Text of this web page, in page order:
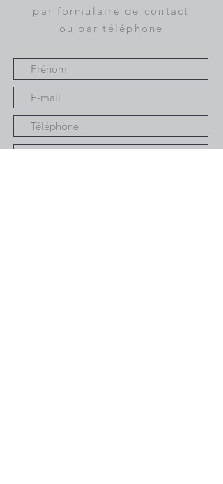
par formulaire de contact
ou par téléphone